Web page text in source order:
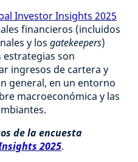
Investor Insights 2025
financieros (incluidos
y los gatekeepers)
estrategias son
ingresos de cartera y
general, en un entorno
macroeconómica y las
de la encuesta
2025.